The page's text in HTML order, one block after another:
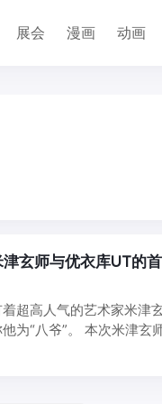
展会 漫画 动画
玄师与优衣库UT的
超高人气的艺术家米津
为“八爷”。 本次米津玄